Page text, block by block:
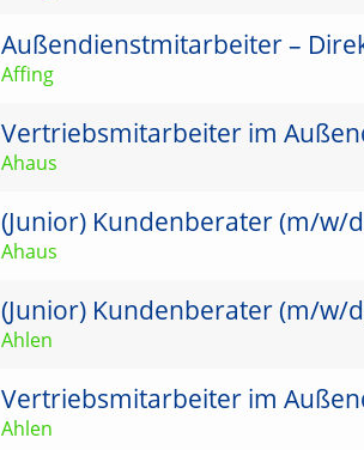
Außendienstmitarbeiter –
Affing
Vertriebsmitarbeiter im
Ahaus
(Junior) Kundenberater (m/w/
Ahaus
(Junior) Kundenberater (m/w/
Ahlen
Vertriebsmitarbeiter im
Ahlen